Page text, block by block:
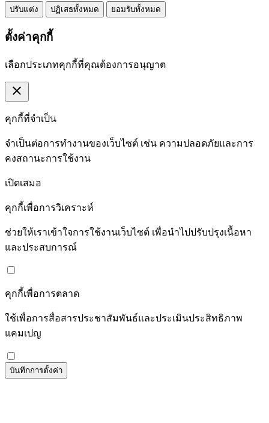
ปรับแต่ง ปฏิเสธทั้งหมด ยอมรับทั้งหมด
ตั้งค่าคุกกี้
เลือกประเภทคุกกี้ที่คุณต้องการอนุญาต
close
คุกกี้ที่จำเป็น
จำเป็นต่อการทำงานของเว็บไซต์ เช่น ความปลอดภัยและการ
คงสถานะการใช้งาน
เปิดเสมอ
คุกกี้เพื่อการวิเคราะห์
ช่วยให้เราเข้าใจการใช้งานเว็บไซต์ เพื่อนำไปปรับปรุงเนื้อหา
และประสบการณ์
คุกกี้เพื่อการตลาด
ใช้เพื่อการสื่อสารประชาสัมพันธ์และประเมินประสิทธิภาพ
แคมเปญ
บันทึกการตั้งค่า